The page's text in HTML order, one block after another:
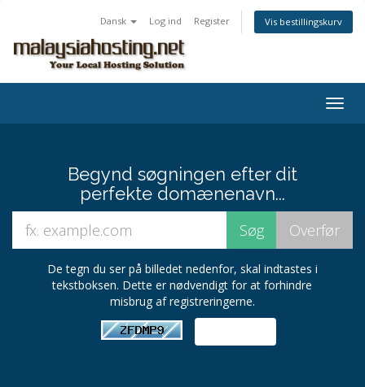
Dansk Log ind Register Vis bestillingskurv
Begynd søgningen efter dit
perfekte domænenavn...
De tegn du ser på billedet nedenfor, skal indtastes i
tekstboksen. Dette er nødvendigt for at forhindre
misbrug af registreringerne.